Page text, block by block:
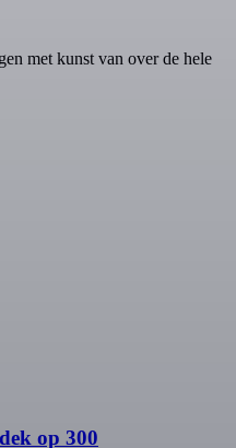
met kunst van over de hele
op 300